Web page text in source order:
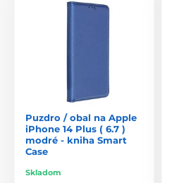
Puzdro / obal na Apple
iPhone 14 Plus ( 6.7 )
modré - kniha Smart
Case
Skladom